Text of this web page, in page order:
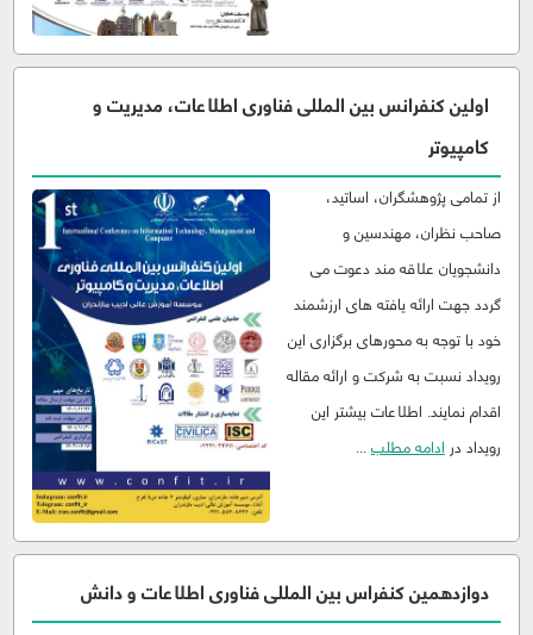
اولین کنفرانس بین المللی فناوری اطلاعات، مدیریت و
کامپیوتر
از تمامی پژوهشگران، اساتید،
صاحب نظران، مهندسین و
دانشجویان علاقه مند دعوت می
گردد جهت ارائه یافته های ارزشمند
خود با توجه به محورهای برگزاری این
رویداد نسبت به شرکت و ارائه مقاله
اقدام نمایند. اطلاعات بیشتر این
رویداد در ادامه مطلب...
دوازدهمین کنفراس بین المللی فناوری اطلاعات و دانش